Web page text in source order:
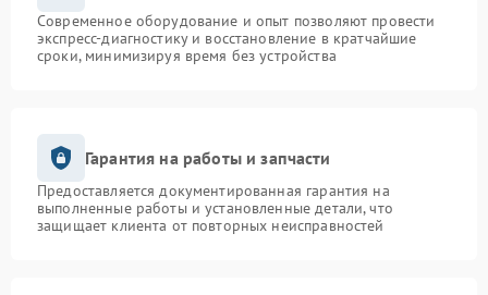
Современное оборудование и опыт позволяют провести
экспресс-диагностику и восстановление в кратчайшие
сроки, минимизируя время без устройства
Гарантия на работы и запчасти
Предоставляется документированная гарантия на
выполненные работы и установленные детали, что
защищает клиента от повторных неисправностей